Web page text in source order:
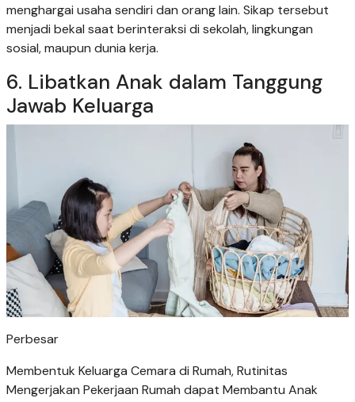
menghargai usaha sendiri dan orang lain. Sikap tersebut
menjadi bekal saat berinteraksi di sekolah, lingkungan
sosial, maupun dunia kerja.
6. Libatkan Anak dalam Tanggung
Jawab Keluarga
Perbesar
Membentuk Keluarga Cemara di Rumah, Rutinitas
Mengerjakan Pekerjaan Rumah dapat Membantu Anak